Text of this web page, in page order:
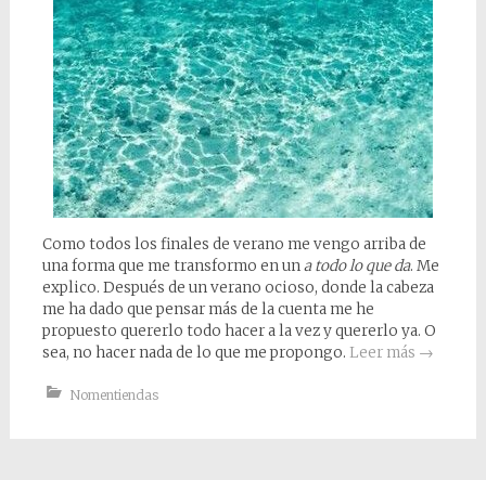
Como todos los finales de verano me vengo arriba de
una forma que me transformo en una todo lo que da. Me
explico. Después de un verano ocioso, donde la cabeza
me ha dado que pensar más de la cuenta me he
propuesto quererlo todo hacer a la vez y quererlo ya. O
sea, no hacer nada de lo que me propongo. Leer más →
Nomentiendas